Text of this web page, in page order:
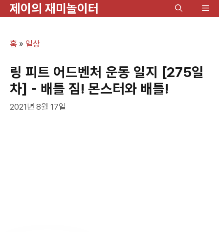
제이의 재미놀이터
메
홈 » 일상
링 피트 어드벤처 운동 일지 [275일
차] - 배틀 짐! 몬스터와 배틀!
2021년 8월 17일